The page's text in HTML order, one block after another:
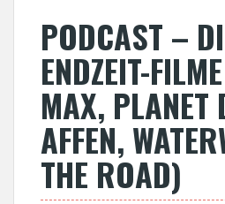
PODCAST –
ENDZEIT-
MAX, PLANET
AFFEN,
THE ROAD)